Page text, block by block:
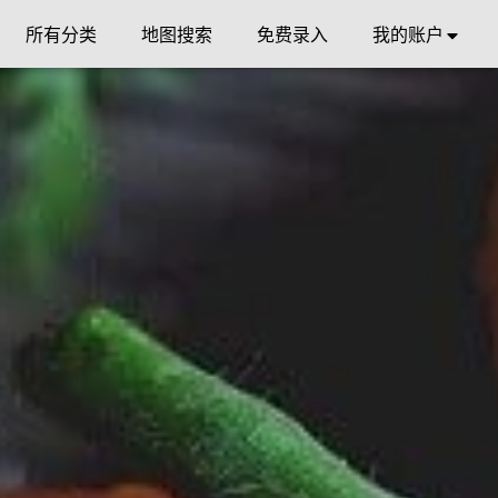
所有分类 地图搜索 免费录入 我的账户